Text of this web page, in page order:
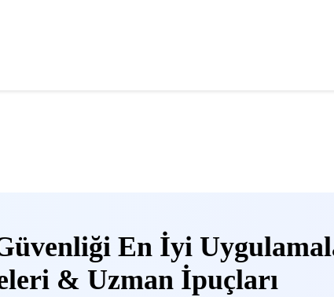
En İyi
& Uzman İpuçları